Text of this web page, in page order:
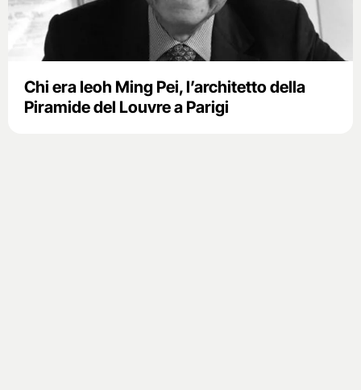
Chi era Ieoh Ming Pei, l’architetto della
Piramide del Louvre a Parigi